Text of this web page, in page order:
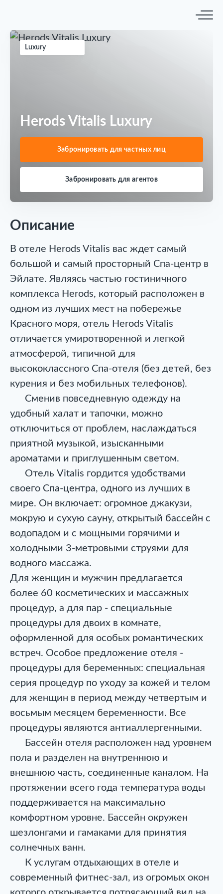
Luxury
Herods Vitalis Luxury
Забронировать для частных лиц
Забронировать для агентов
Описание
В отеле Herods Vitalis вас ждет самый
большой и самый просторный Спа-центр в
Эйлате. Являясь частью гостиничного
комплекса Herods, который расположен в
одном из лучших мест на побережье
Красного моря, отель Herods Vitalis
отличается умиротворенной и легкой
атмосферой, типичной для
высококлассного Спа-отеля (без детей, без
курения и без мобильных телефонов).
Сменив повседневную одежду на
удобный халат и тапочки, можно
отключиться от проблем, наслаждаться
приятной музыкой, изысканными
ароматами и приглушенным светом.
Отель Vitalis гордится удобствами
своего Спа-центра, одного из лучших в
мире. Он включает: огромное джакузи,
мокрую и сухую сауну, открытый бассейн с
водопадом и с мощными горячими и
холодными 3-метровыми струями для
водного массажа.
Для женщин и мужчин предлагается
более 60 косметических и массажных
процедур, а для пар - специальные
процедуры для двоих в комнате,
оформленной для особых романтических
встреч. Особое предложение отеля -
процедуры для беременных: специальная
серия процедур по уходу за кожей и телом
для женщин в период между четвертым и
восьмым месяцем беременности. Все
процедуры являются антиаллергенными.
Бассейн отеля расположен над уровнем
пола и разделен на внутреннюю и
внешнюю часть, соединенные каналом. На
протяжении всего года температура воды
поддерживается на максимально
комфортном уровне. Бассейн окружен
шезлонгами и гамаками для принятия
солнечных ванн.
К услугам отдыхающих в отеле и
современный фитнес-зал, из огромых окон